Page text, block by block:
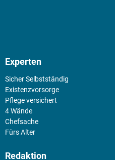
Experten
Sicher Selbstständig
Existenz­vorsorge
Pflege versichert
4 Wände
Chefsache
Fürs Alter
Redaktion